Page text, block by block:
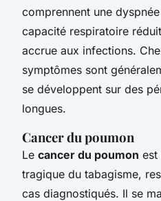
comprennent une
capacité respiratoire
accrue aux infections.
symptômes sont
se développent sur des
longues.
Cancer du poumon
Le cancer du poumon est
tragique du tabagisme,
cas diagnostiqués. Il se